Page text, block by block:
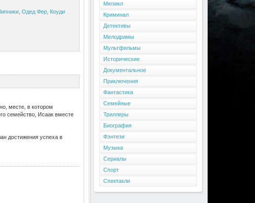
, Одед Фер, Коуди
месте, в котором
семейство, Исаак вместе
достижения успеха в
Мюзикл
Криминал
Детективы
Мелодрамы
Мультфильмы
Исторические
Документальное
Приключения
Фантастика
Семейные
Триллеры
Биография
Фэнтези
Музыка
Сериалы
Спорт
Спектакли